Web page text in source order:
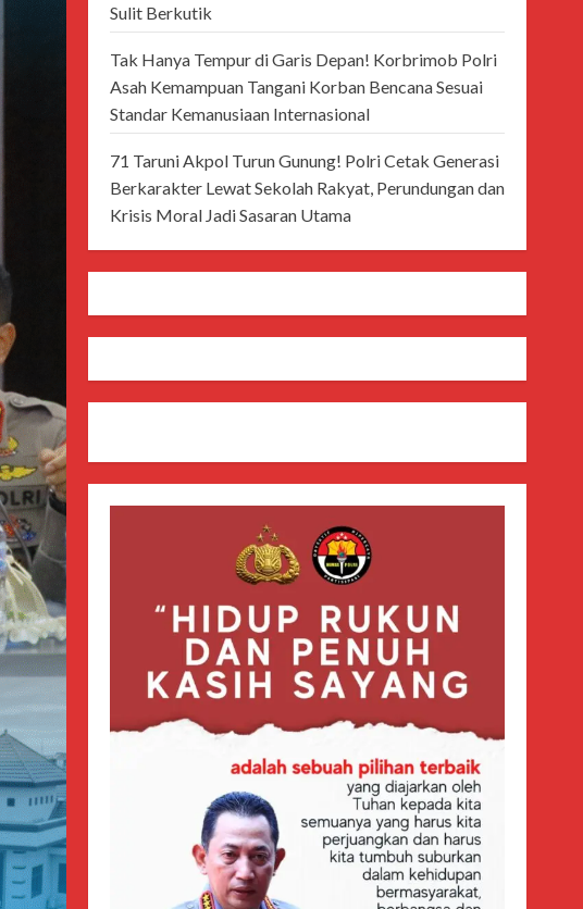
Sulit Berkutik
Tak Hanya Tempur di Garis Depan! Korbrimob Polri
Asah Kemampuan Tangani Korban Bencana Sesuai
Standar Kemanusiaan Internasional
71 Taruni Akpol Turun Gunung! Polri Cetak Generasi
Berkarakter Lewat Sekolah Rakyat, Perundungan dan
Krisis Moral Jadi Sasaran Utama